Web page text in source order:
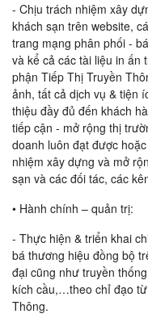
- Chịu trách nhiệm xây
khách sạn trên website,
trang mạng phân phối -
và kể cả các tài liệu in ấn
phận Tiếp Thị Truyền
ảnh, tất cả dịch vụ & tiện
thiệu đầy đủ đến khách
tiếp cận - mở rộng thị
doanh luôn đạt được
nhiệm xây dựng và mở
sạn và các đối tác, các
• Hành chính – quản trị:
- Thực hiện & triển khai
bá thương hiệu đồng bộ
đại cũng như truyền
kích cầu,…theo chỉ đạo
Thông.